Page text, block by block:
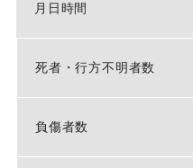
月日時間
死者・行方不明者数
負傷者数